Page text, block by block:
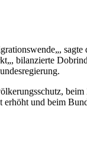
sagte
bilanzierte
und beim